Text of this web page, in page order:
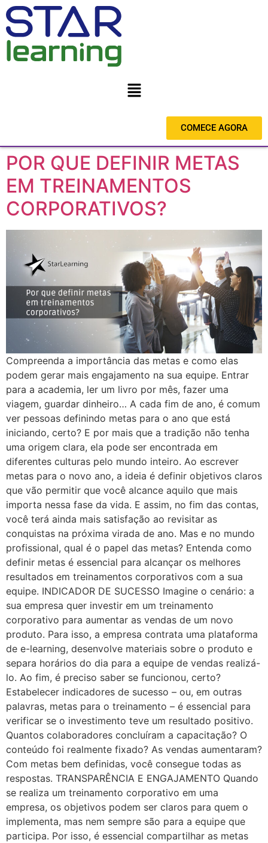
COMECE AGORA
POR QUE DEFINIR METAS
EM TREINAMENTOS
CORPORATIVOS?
Compreenda a importância das metas e como elas
podem gerar mais engajamento na sua equipe. Entrar
para a academia, ler um livro por mês, fazer uma
viagem, guardar dinheiro… A cada fim de ano, é comum
ver pessoas definindo metas para o ano que está
iniciando, certo? E por mais que a tradição não tenha
uma origem clara, ela pode ser encontrada em
diferentes culturas pelo mundo inteiro. Ao escrever
metas para o novo ano, a ideia é definir objetivos claros
que vão permitir que você alcance aquilo que mais
importa nessa fase da vida. E assim, no fim das contas,
você terá ainda mais satisfação ao revisitar as
conquistas na próxima virada de ano. Mas e no mundo
profissional, qual é o papel das metas? Entenda como
definir metas é essencial para alcançar os melhores
resultados em treinamentos corporativos com a sua
equipe. INDICADOR DE SUCESSO Imagine o cenário: a
sua empresa quer investir em um treinamento
corporativo para aumentar as vendas de um novo
produto. Para isso, a empresa contrata uma plataforma
de e-learning, desenvolve materiais sobre o produto e
separa horários do dia para a equipe de vendas realizá-
lo. Ao fim, é preciso saber se funcionou, certo?
Estabelecer indicadores de sucesso – ou, em outras
palavras, metas para o treinamento – é essencial para
verificar se o investimento teve um resultado positivo.
Quantos colaboradores concluíram a capacitação? O
conteúdo foi realmente fixado? As vendas aumentaram?
Com metas bem definidas, você consegue todas as
respostas. TRANSPARÊNCIA E ENGAJAMENTO Quando
se realiza um treinamento corporativo em uma
empresa, os objetivos podem ser claros para quem o
implementa, mas nem sempre são para a equipe que
participa. Por isso, é essencial compartilhar as metas